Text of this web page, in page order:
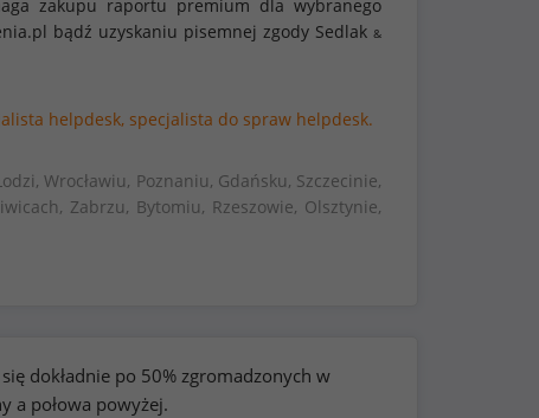
zakupu raportu premium dla wybranego
bądź uzyskaniu pisemnej zgody Sedlak &
helpdesk, specjalista do spraw helpdesk.
Wrocławiu, Poznaniu, Gdańsku, Szczecinie,
Zabrzu, Bytomiu, Rzeszowie, Olsztynie,
dokładnie po 50% zgromadzonych w
a połowa powyżej.